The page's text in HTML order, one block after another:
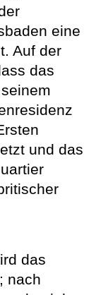
eine
Auf der
das
und das
das
nach